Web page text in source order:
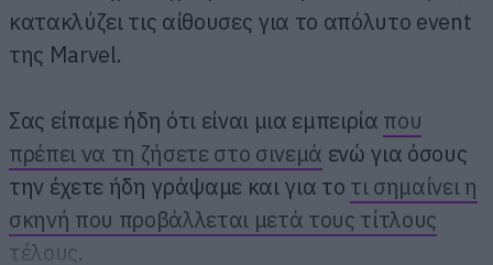
κατακλύζει τις αίθουσες για το απόλυτο event
της Marvel.
Σας είπαμε ήδη ότι είναι μια εμπειρία που
πρέπει να τη ζήσετε στο σινεμά ενώ για όσους
την έχετε ήδη γράψαμε και για το τι σημαίνει η
σκηνή που προβάλλεται μετά τους τίτλους
τέλους.